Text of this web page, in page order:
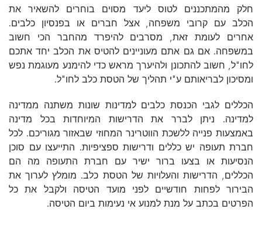
חלק מהמתכננים לטוס ליעד מסוים בוחרים להשאיר את
הכלב עם קרובי משפחה, אצל חברים או בפנסיון כלבים.
אחרים לעומת זאת, מסרבים להיפרד מהחבר הכי חשוב
במשפחה. אם גם אתם מעוניינים להטיס את הכלב יחד אתכם
לחו"ל, חשוב להתכונן ולהיערך מראש כדי להימנע מעוגמת נפש
ומסיכון לבריאותם ע"י תהליך של הטסת כלב לחו"ל.
הכללים לגבי הכנסת כלבים למדינות שונות משתנה ממדינה
למדינה. ניתן לברר את הדרישות המיוחדות בכל מדינה
באמצעות פנייה ללשכת הווטרינר המחוזי שבאזור מגוריכם. לכל
חברת תעופה יש כללים ודרישות ספציפיות. התייעצו עם סוכן
הנסיעות או בצעו ברור ישיר עם חברת התעופה מה הם
הכללים, הדרישות והעלויות של הטסת כלב. מומלץ לערוך את
הבירור לפחות חודשיים לפני מועד הטיסה ולקבל את כל
הפרטים בכתב על מנת למנוע אי נעימות ביום הטיסה.